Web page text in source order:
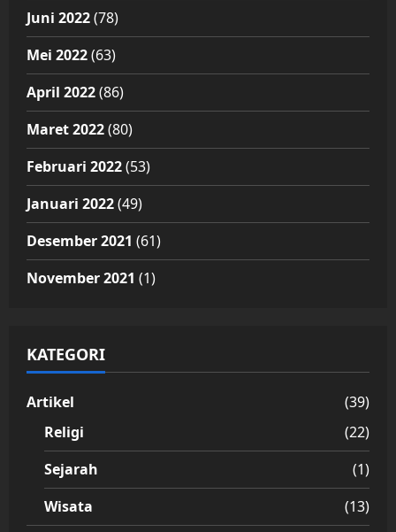
Juni 2022(78)
Mei 2022(63)
April 2022(86)
Maret 2022(80)
Februari 2022(53)
Januari 2022(49)
Desember 2021 (61)
November 2021 (1)
KATEGORI
Artikel
(39)
Religi
(22)
Sejarah
(1)
Wisata
(13)